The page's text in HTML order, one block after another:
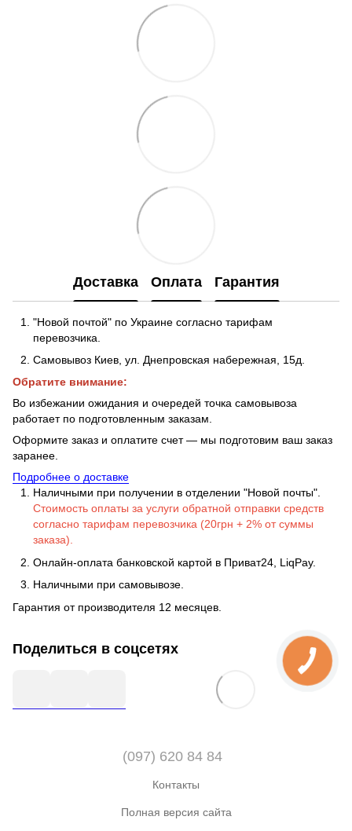
Доставка Оплата Гарантия
"Новой почтой" по Украине согласно тарифам
перевозчика.
Самовывоз Киев, ул. Днепровская набережная , 15д.
Обратите внимание:
Во избежании ожидания и очередей точка самовывоза
работает по подготовленным заказам.
Оформите заказ и оплатите счет — мы подготовим ваш заказ
заранее.
Подробнее о доставке
Наличными при получении в отделении "Новой почты".
Стоимость оплаты за услуги обратной отправки средств
согласно тарифам перевозчика (20грн + 2% от суммы
заказа).
Онлайн-оплата банковской картой в Приват24, LiqPay.
Наличными при самовывозе.
Гарантия от производителя 12 месяцев.
Поделиться в соцсетях
(097) 620 84 84
Контакты
Полная версия сайта